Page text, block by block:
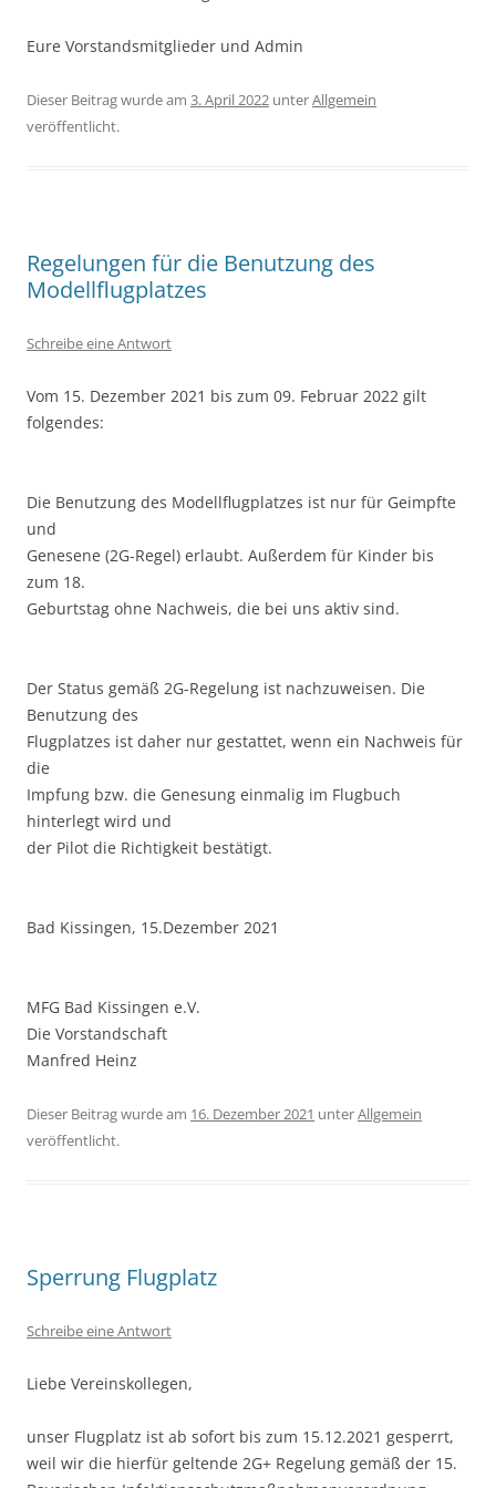
Eure Vorstandsmitglieder und Admin
Dieser Beitrag wurde am 3. April 2022 unterAllgemein
veröffentlicht.
Regelungen für die Benutzung des
Modellflugplatzes
Schreibe eine Antwort
Vom 15. Dezember 2021 bis zum 09. Februar 2022 gilt
folgendes:
Die Benutzung des Modellflugplatzes ist nur für Geimpfte
und
Genesene (2G-Regel) erlaubt. Außerdem für Kinder bis
zum 18.
Geburtstag ohne Nachweis, die bei uns aktiv sind.
Der Status gemäß 2G-Regelung ist nachzuweisen. Die
Benutzung des
Flugplatzes ist daher nur gestattet, wenn ein Nachweis für
die
Impfung bzw. die Genesung einmalig im Flugbuch
hinterlegt wird und
der Pilot die Richtigkeit bestätigt.
Bad Kissingen, 15.Dezember 2021
MFG Bad Kissingen e.V.
Die Vorstandschaft
Manfred Heinz
Dieser Beitrag wurde am 16. Dezember 2021 unterAllgemein
veröffentlicht.
Sperrung Flugplatz
Schreibe eine Antwort
Liebe Vereinskollegen,
unser Flugplatz ist ab sofort bis zum 15.12.2021 gesperrt,
weil wir die hierfür geltende 2G+ Regelung gemäß der 15.